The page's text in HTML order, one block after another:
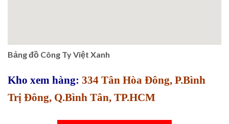
Bảng đồ Công Ty Việt Xanh
Kho xem hàng: 334 Tân Hòa Đông, P.Bình
Trị Đông, Q.Bình Tân, TP.HCM